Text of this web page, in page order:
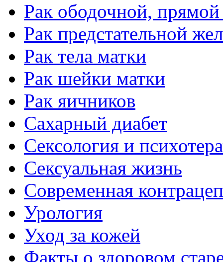
Рак ободочной,
Рак предстательной
Рак тела матки
Рак шейки матки
Рак яичников
Сахарный диабет
Сексология и
Сексуальная жизнь
Современная
Урология
Уход за кожей
Факты о здоровом